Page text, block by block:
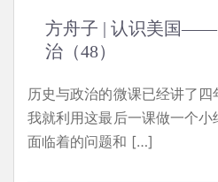
方舟子 | 认识美国——
治（48）
历史与政治的微课已经讲了四
我就利用这最后一课做一个
面临着的问题和 […]